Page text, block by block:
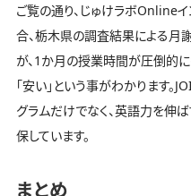
ご覧の通り、じゅけラボOnlineイ
合、栃木県の調査結果による月
が、1か月の授業時間が圧倒的
「安い」という事がわかります
グラムだけでなく、英語力を伸
保しています。
まとめ